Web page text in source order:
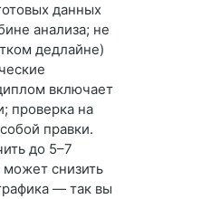
данных
анализа; не
дедлайне)
включает
проверка на
правки.
до 5–7
снизить
— так вы